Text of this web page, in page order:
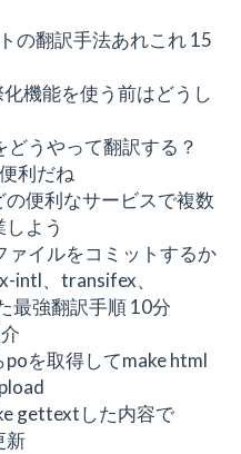
の翻訳手法あれこれ 15
機能を使う前はどうし
どうやって翻訳する？
利だね
便利なサービスで複数
よう
ァイルをコミットするか
intl、transifex、
最強翻訳手順 10分
を取得してmake html
gettextした内容で
新